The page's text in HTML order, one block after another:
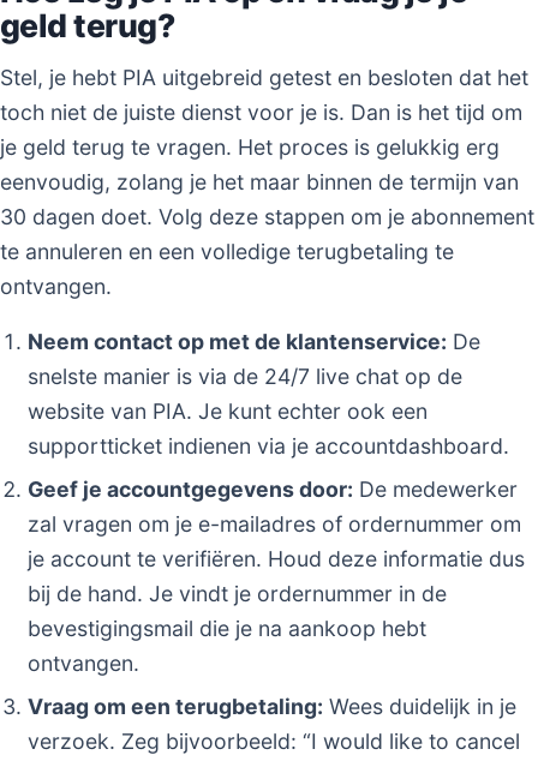
geld terug?
Stel, je hebt PIA uitgebreid getest en besloten dat het
toch niet de juiste dienst voor je is. Dan is het tijd om
je geld terug te vragen. Het proces is gelukkig erg
eenvoudig, zolang je het maar binnen de termijn van
30 dagen doet. Volg deze stappen om je abonnement
te annuleren en een volledige terugbetaling te
ontvangen.
Neem contact op met de klantenservice: De
snelste manier is via de 24/7 live chat op de
website van PIA. Je kunt echter ook een
supportticket indienen via je accountdashboard.
Geef je accountgegevens door: De medewerker
zal vragen om je e-mailadres of ordernummer om
je account te verifiëren. Houd deze informatie dus
bij de hand. Je vindt je ordernummer in de
bevestigingsmail die je na aankoop hebt
ontvangen.
Vraag om een terugbetaling: Wees duidelijk in je
verzoek. Zeg bijvoorbeeld: “I would like to cancel